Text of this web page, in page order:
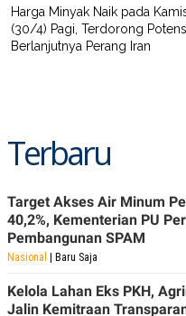
Harga Minyak Naik pada
(30/4) Pagi, Terdorong
Berlanjutnya Perang Iran
Terbaru
Target Akses Air Minum
40,2%, Kementerian PU
Pembangunan SPAM
Nasional | Baru Saja
Kelola Lahan Eks PKH,
Jalin Kemitraan